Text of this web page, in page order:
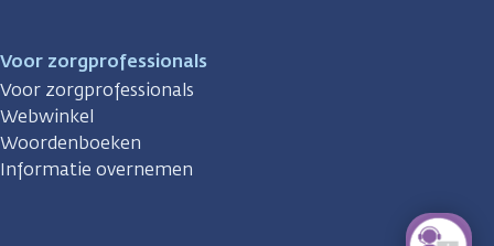
Voor zorgprofessionals
Voor zorgprofessionals
Webwinkel
Woordenboeken
Informatie overnemen